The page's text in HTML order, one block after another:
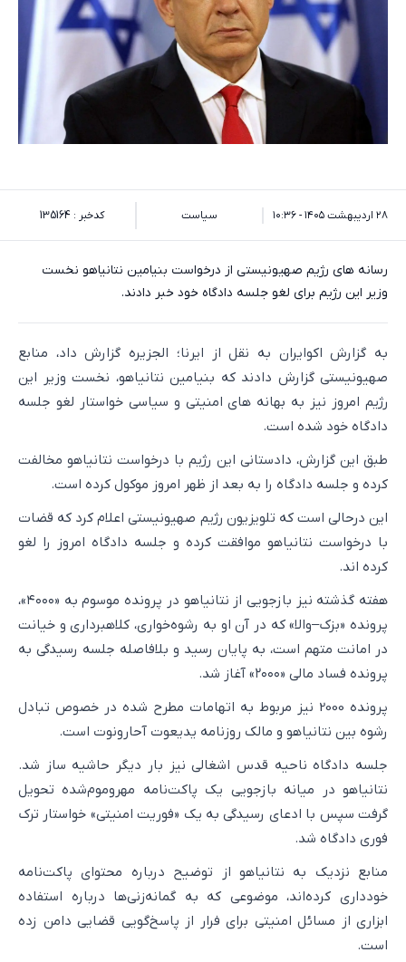
۲۸ اردیبهشت ۱۴۰۵ - ۱۰:۳۶ سیاست کدخبر : 135164
رسانه های رژیم صهیونیستی از درخواست بنیامین نتانیاهو نخست
وزیر این رژیم برای لغو جلسه دادگاه خود خبر دادند.
به گزارش اکوایران به نقل از ایرنا؛ الجزیره گزارش داد، منابع
صهیونیستی گزارش دادند که بنیامین نتانیاهو، نخست وزیر این
رژیم امروز نیز به بهانه های امنیتی و سیاسی خواستار لغو جلسه
دادگاه خود شده است.
طبق این گزارش، دادستانی این رژیم با درخواست نتانیاهو مخالفت
کرده و جلسه دادگاه را به بعد از ظهر امروز موکول کرده است.
این درحالی است که تلویزیون رژیم صهیونیستی اعلام کرد که قضات
با درخواست نتانیاهو موافقت کرده و جلسه دادگاه امروز را لغو
کرده اند.
هفته گذشته نیز بازجویی از نتانیاهو در پرونده موسوم به «۴۰۰۰»،
پرونده «بزک–والا» که در آن او به رشوه‌خواری، کلاهبرداری و خیانت
در امانت متهم است، به پایان رسید و بلافاصله جلسه رسیدگی به
پرونده فساد مالی «۲۰۰۰» آغاز شد.
پرونده 2000 نیز مربوط به اتهامات مطرح شده در خصوص تبادل
رشوه بین نتانیاهو و مالک روزنامه یدیعوت آحارونوت است.
جلسه دادگاه ناحیه قدس اشغالی نیز بار دیگر حاشیه ساز شد.
نتانیاهو در میانه بازجویی یک پاکت‌نامه مهروموم‌شده تحویل
گرفت سپس با ادعای رسیدگی به یک «فوریت امنیتی» خواستار ترک
فوری دادگاه شد.
منابع نزدیک به نتانیاهو از توضیح درباره محتوای پاکت‌نامه
خودداری کرده‌اند، موضوعی که به گمانه‌زنی‌ها درباره استفاده
ابزاری از مسائل امنیتی برای فرار از پاسخ‌گویی قضایی دامن زده
است.